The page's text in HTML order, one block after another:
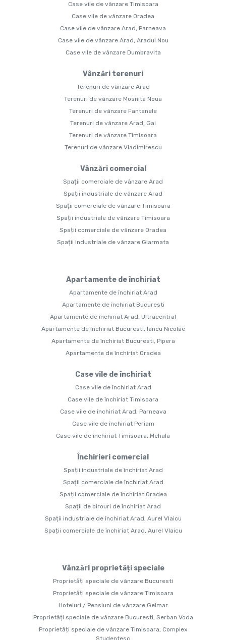
Case vile de vânzare Timisoara
Case vile de vânzare Oradea
Case vile de vânzare Arad, Parneava
Case vile de vânzare Arad, Aradul Nou
Case vile de vânzare Dumbravita
Vânzări terenuri
Terenuri de vânzare Arad
Terenuri de vânzare Mosnita Noua
Terenuri de vânzare Fantanele
Terenuri de vânzare Arad, Gai
Terenuri de vânzare Timisoara
Terenuri de vânzare Vladimirescu
Vânzări comercial
Spații comerciale de vânzare Arad
Spații industriale de vânzare Arad
Spații comerciale de vânzare Timisoara
Spații industriale de vânzare Timisoara
Spații comerciale de vânzare Oradea
Spații industriale de vânzare Giarmata
Apartamente de închiriat
Apartamente de închiriat Arad
Apartamente de închiriat Bucuresti
Apartamente de închiriat Arad, Ultracentral
Apartamente de închiriat Bucuresti, Iancu Nicolae
Apartamente de închiriat Bucuresti, Pipera
Apartamente de închiriat Oradea
Case vile de închiriat
Case vile de închiriat Arad
Case vile de închiriat Timisoara
Case vile de închiriat Arad, Parneava
Case vile de închiriat Periam
Case vile de închiriat Timisoara, Mehala
Închirieri comercial
Spații industriale de închiriat Arad
Spații comerciale de închiriat Arad
Spații comerciale de închiriat Oradea
Spații de birouri de închiriat Arad
Spații industriale de închiriat Arad, Aurel Vlaicu
Spații comerciale de închiriat Arad, Aurel Vlaicu
Vânzări proprietăți speciale
Proprietăți speciale de vânzare Bucuresti
Proprietăți speciale de vânzare Timisoara
Hoteluri / Pensiuni de vânzare Gelmar
Proprietăți speciale de vânzare Bucuresti, Serban Voda
Proprietăți speciale de vânzare Timisoara, Complex
Studentesc